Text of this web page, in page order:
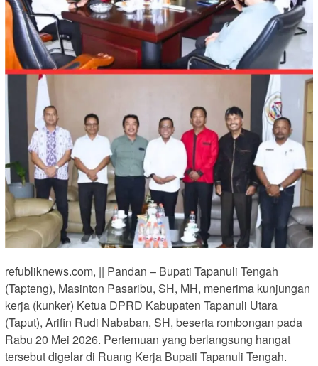
refubliknews.com, || Pandan – Bupati Tapanuli Tengah
(Tapteng), Masinton Pasaribu, SH, MH, menerima kunjungan
kerja (kunker) Ketua DPRD Kabupaten Tapanuli Utara
(Taput), Arifin Rudi Nababan, SH, beserta rombongan pada
Rabu 20 Mei 2026. Pertemuan yang berlangsung hangat
tersebut digelar di Ruang Kerja Bupati Tapanuli Tengah.